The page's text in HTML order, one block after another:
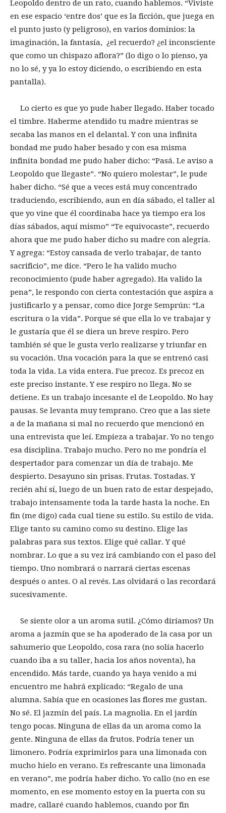
Leopoldo dentro de un rato, cuando hablemos. “Viviste
en ese espacio ‘entre dos’ que es la ficción, que juega en
el punto justo (y peligroso), en varios dominios: la
imaginación, la fantasía, ¿el recuerdo? ¿el inconsciente
que como un chispazo aflora?” (lo digo o lo pienso, ya
no lo sé, y ya lo estoy diciendo, o escribiendo en esta
pantalla).
Lo cierto es que yo pude haber llegado. Haber tocado
el timbre. Haberme atendido tu madre mientras se
secaba las manos en el delantal. Y con una infinita
bondad me pudo haber besado y con esa misma
infinita bondad me pudo haber dicho: “Pasá. Le aviso a
Leopoldo que llegaste”. “No quiero molestar”, le pude
haber dicho. “Sé que a veces está muy concentrado
traduciendo, escribiendo, aun en día sábado, el taller al
que yo vine que él coordinaba hace ya tiempo era los
días sábados, aquí mismo” “Te equivocaste”, recuerdo
ahora que me pudo haber dicho su madre con alegría.
Y agrega: “Estoy cansada de verlo trabajar, de tanto
sacrificio”, me dice. “Pero le ha valido mucho
reconocimiento (pude haber agregado). Ha valido la
pena”, le respondo con cierta contestación que aspira a
justificarlo y a pensar, como dice Jorge Semprún: “La
escritura o la vida”. Porque sé que ella lo ve trabajar y
le gustaría que él se diera un breve respiro. Pero
también sé que le gusta verlo realizarse y triunfar en
su vocación. Una vocación para la que se entrenó casi
toda la vida. La vida entera. Fue precoz. Es precoz en
este preciso instante. Y ese respiro no llega. No se
detiene. Es un trabajo incesante el de Leopoldo. No hay
pausas. Se levanta muy temprano. Creo que a las siete
a de la mañana si mal no recuerdo que mencionó en
una entrevista que leí. Empieza a trabajar. Yo no tengo
esa disciplina. Trabajo mucho. Pero no me pondría el
despertador para comenzar un día de trabajo. Me
despierto. Desayuno sin prisas. Frutas. Tostadas. Y
recién ahí sí, luego de un buen rato de estar despejado,
trabajo intensamente toda la tarde hasta la noche. En
fin (me digo) cada cual tiene su estilo. Su estilo de vida.
Elige tanto su camino como su destino. Elige las
palabras para sus textos. Elige qué callar. Y qué
nombrar. Lo que a su vez irá cambiando con el paso del
tiempo. Uno nombrará o narrará ciertas escenas
después o antes. O al revés. Las olvidará o las recordará
sucesivamente.
Se siente olor a un aroma sutil. ¿Cómo diríamos? Un
aroma a jazmín que se ha apoderado de la casa por un
sahumerio que Leopoldo, cosa rara (no solía hacerlo
cuando iba a su taller, hacia los años noventa), ha
encendido. Más tarde, cuando ya haya venido a mi
encuentro me habrá explicado: “Regalo de una
alumna. Sabía que en ocasiones las flores me gustan.
No sé. El jazmín del país. La magnolia. En el jardín
tengo pocas. Ninguna de ellas da un aroma como la
gente. Ninguna de ellas da frutos. Podría tener un
limonero. Podría exprimirlos para una limonada con
mucho hielo en verano. Es refrescante una limonada
en verano”, me podría haber dicho. Yo callo (no en ese
momento, en ese momento estoy en la puerta con su
madre, callaré cuando hablemos, cuando por fin